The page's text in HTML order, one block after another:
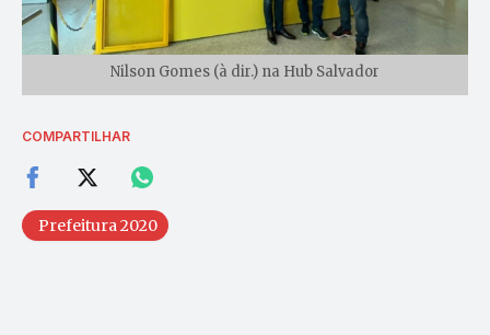
Nilson Gomes (à dir.) na Hub Salvador
COMPARTILHAR
Prefeitura 2020